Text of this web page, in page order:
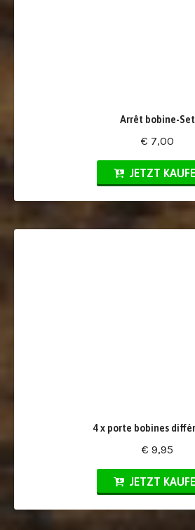
Arrêt bobine-Set
€ 7,00
JETZT
4 x porte bobines
€ 9,95
JETZT